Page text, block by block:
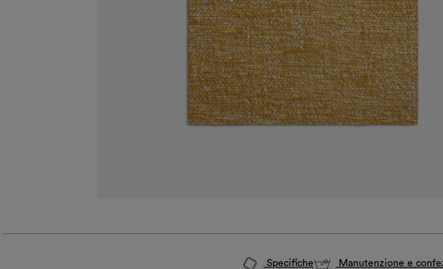
Specifiche Manutenzione e